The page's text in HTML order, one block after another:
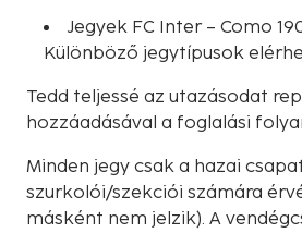
Jegyek FC Inter – Como
Különböző jegytípusok
Tedd teljessé az utazásodat
hozzáadásával a foglalási
Minden jegy csak a hazai
szurkolói/szekciói számára
másként nem jelzik). A